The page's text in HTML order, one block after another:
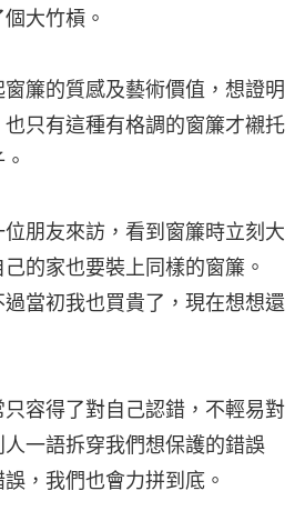
大竹槓。
簾的質感及藝術價值，想證明
只有這種有格調的窗簾才襯托
朋友來訪，看到窗簾時立刻大
的家也要裝上同樣的窗簾。
當初我也買貴了，現在想想還
容得了對自己認錯，不輕易對
一語拆穿我們想保護的錯誤
，我們也會力拼到底。